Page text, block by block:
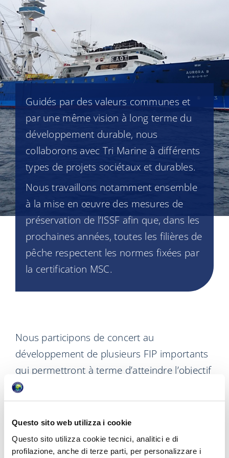
Questo sito web utilizza i cookie
Questo sito utilizza cookie tecnici, analitici e di
profilazione, anche di terze parti, per personalizzare i
Guidés par des valeurs communes et
par une même vision à long terme du
développement durable, nous
collaborons avec Tri Marine à différents
types de projets sociétaux et durables.
Nous travaillons notamment ensemble
à la mise en œuvre des mesures de
préservation de l’ISSF afin que, dans les
prochaines années, toutes les filières de
pêche respectent les normes fixées par
la certification MSC.
Nous participons de concert au
développement de plusieurs FIP importants
qui permettront à terme d’atteindre l’objectif
d’un approvisionnement issu à 100 % de
pêcheries certifiées MSC ou de FIP crédibles
et complets d’ici fin 2024.
Parmi les projets aboutis, signalons celui des